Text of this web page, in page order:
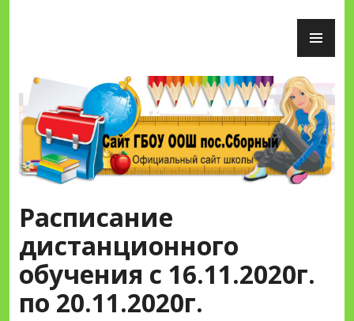
Сайт ГБОУ ООШ пос.Сборный
Расписание
дистанционного
обучения с 16.11.2020г.
по 20.11.2020г.